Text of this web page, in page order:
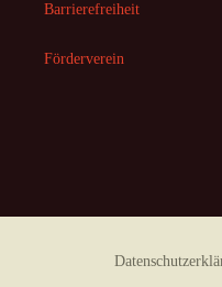
Barrierefreiheit
Förderverein